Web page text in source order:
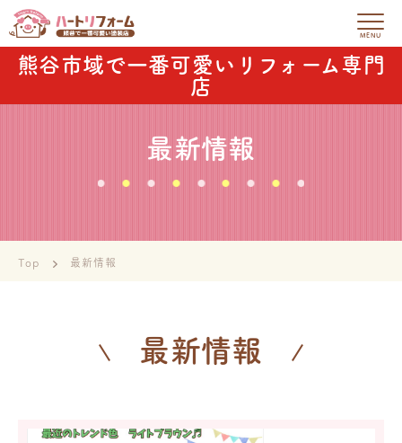
熊谷市域で一番可愛いリフォーム専門
店
最新情報
Top 最新情報
最新情報